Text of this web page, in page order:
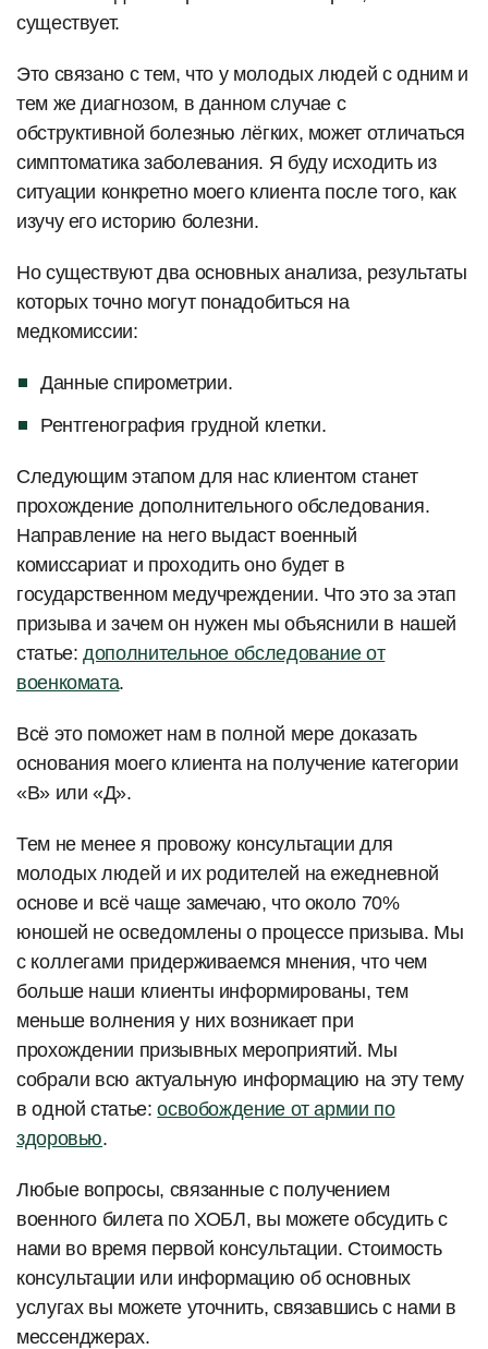
существует.
Это связано с тем, что у молодых людей с одним и
тем же диагнозом, в данном случае с
обструктивной болезнью лёгких, может отличаться
симптоматика заболевания. Я буду исходить из
ситуации конкретно моего клиента после того, как
изучу его историю болезни.
Но существуют два основных анализа, результаты
которых точно могут понадобиться на
медкомиссии:
Данные спирометрии.
Рентгенография грудной клетки.
Следующим этапом для нас клиентом станет
прохождение дополнительного обследования.
Направление на него выдаст военный
комиссариат и проходить оно будет в
государственном медучреждении. Что это за этап
призыва и зачем он нужен мы объяснили в нашей
статье:дополнительное обследование от
военкомата.
Всё это поможет нам в полной мере доказать
основания моего клиента на получение категории
«В» или «Д».
Тем не менее я провожу консультации для
молодых людей и их родителей на ежедневной
основе и всё чаще замечаю, что около 70%
юношей не осведомлены о процессе призыва. Мы
с коллегами придерживаемся мнения, что чем
больше наши клиенты информированы, тем
меньше волнения у них возникает при
прохождении призывных мероприятий. Мы
собрали всю актуальную информацию на эту тему
в одной статье:освобождение от армии по
здоровью.
Любые вопросы, связанные с получением
военного билета по ХОБЛ, вы можете обсудить с
нами во время первой консультации. Стоимость
консультации или информацию об основных
услугах вы можете уточнить, связавшись с нами в
мессенджерах.